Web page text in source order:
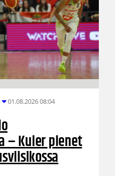
01.08.2026 08:04
– Kuier pienet